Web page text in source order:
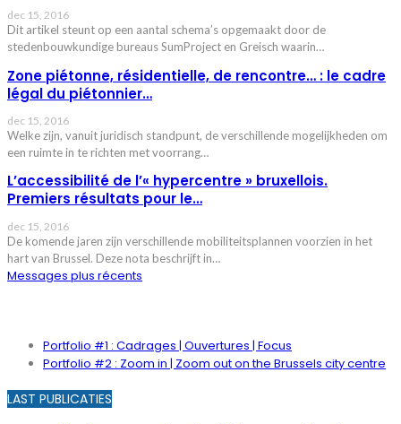
dec 15, 2016
Dit artikel steunt op een aantal schema’s opgemaakt door de
stedenbouwkundige bureaus SumProject en Greisch waarin…
Zone piétonne, résidentielle, de rencontre… : le cadre
légal du piétonnier…
dec 15, 2016
Welke zijn, vanuit juridisch standpunt, de verschillende mogelijkheden om
een ruimte in te richten met voorrang…
L’accessibilité de l’« hypercentre » bruxellois.
Premiers résultats pour le…
dec 15, 2016
De komende jaren zijn verschillende mobiliteitsplannen voorzien in het
hart van Brussel. Deze nota beschrijft in…
Messages plus récents
Portfolio #1 : Cadrages | Ouvertures | Focus
Portfolio #2 : Zoom in | Zoom out on the Brussels city centre
LAST PUBLICATIES